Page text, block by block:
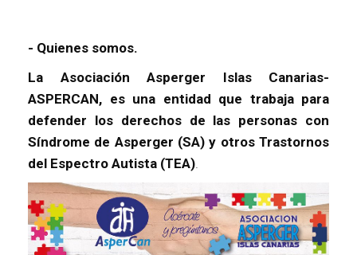
- Quienes somos.
La Asociación Asperger Islas Canarias-
ASPERCAN, es una entidad que trabaja para
defender los derechos de las personas con
Síndrome de Asperger (SA) y otros Trastornos
del Espectro Autista (TEA)